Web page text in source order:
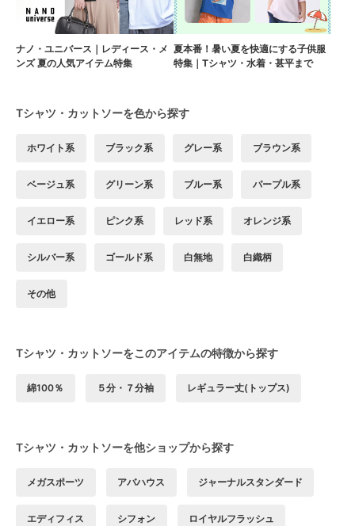
ナノ・ユニバース｜レディース・メ
ンズ 夏の人気アイテム特集
夏本番！暑い夏を快適にする子供服
特集｜Tシャツ・水着・甚平まで
Tシャツ・カットソーを色から探す
ホワイト系 ブラック系 グレー系 ブラウン系
ベージュ系 グリーン系 ブルー系 パープル系
イエロー系 ピンク系 レッド系 オレンジ系
シルバー系 ゴールド系 白無地 白織柄
その他
Tシャツ・カットソーをこのアイテムの特徴から探す
綿100％ ５分・７分袖 レギュラー丈(トップス)
Tシャツ・カットソーを他ショップから探す
メガスポーツ アバハウス ジャーナルスタンダード
エディフィス シフォン ロイヤルフラッシュ